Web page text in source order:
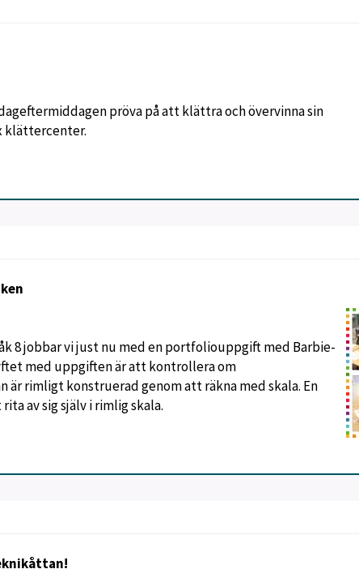
pröva på att klättra och övervinna sin
klättercenter.
8 jobbar vi just nu med en portfoliouppgift med Barbie-
med uppgiften är att kontrollera om
är rimligt konstruerad genom att räkna med skala. En
av sig själv i rimlig skala.